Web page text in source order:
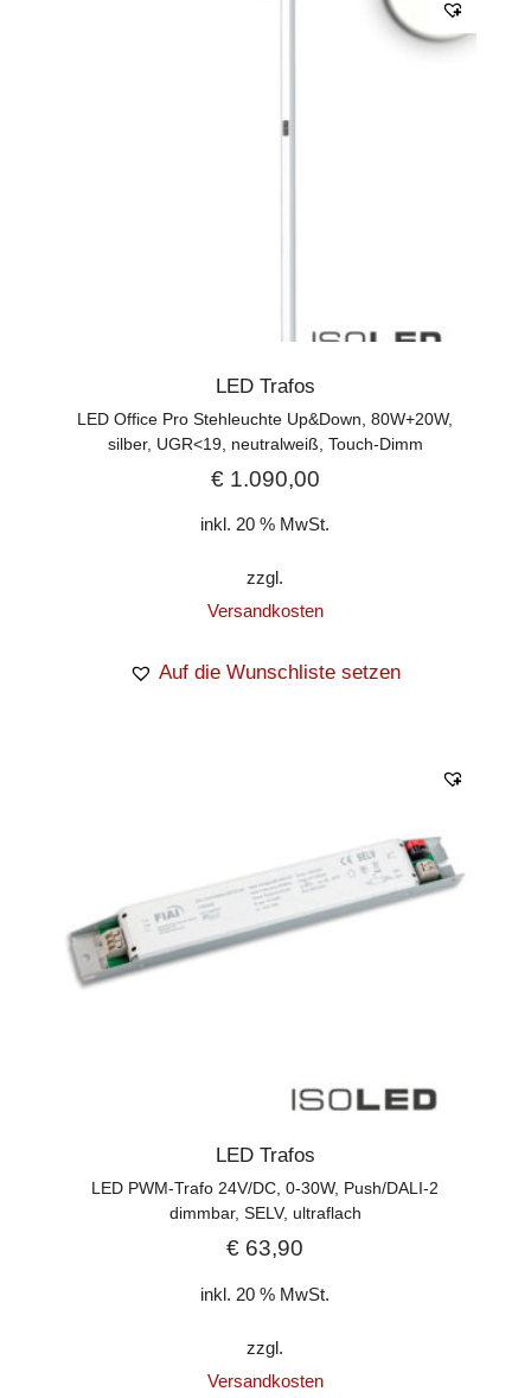
LED Trafos
LED Office Pro Stehleuchte Up&Down, 80W+20W,
silber, UGR<19, neutralweiß, Touch-Dimm
€1.090,00
inkl. 20 % MwSt.
zzgl.
Versandkosten
Auf die Wunschliste setzen
LED Trafos
LED PWM-Trafo 24V/DC, 0-30W, Push/DALI-2
dimmbar, SELV, ultraflach
€ 63,90
inkl. 20 % MwSt.
zzgl.
Versandkosten